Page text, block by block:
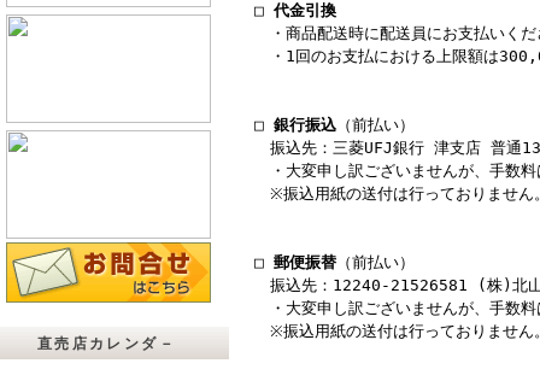
直売店カレンダ－
□ 代金引換
・商品配送時に配送員にお支払いく
・1回のお支払における上限額は
□ 銀行振込 （前払い）
振込先：三菱UFJ銀行 津支店 普通
・大変申し訳ございませんが、手数
※振込用紙の送付は行っておりません
□ 郵便振替 （前払い）
振込先：12240-21526581 (株)北
・大変申し訳ございませんが、手数
※振込用紙の送付は行っておりません